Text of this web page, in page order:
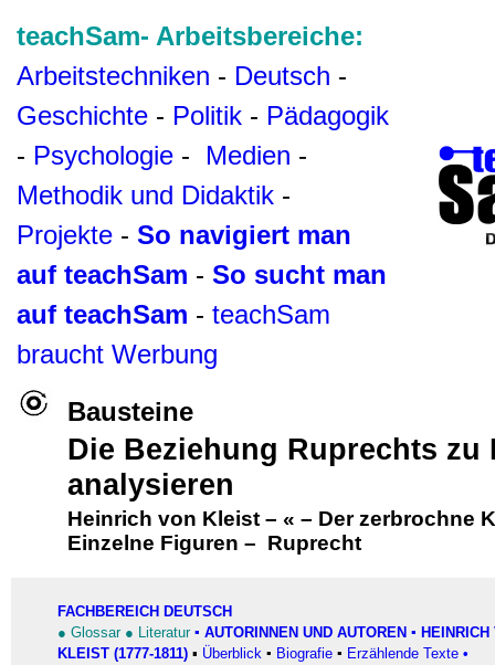
teachSam- Arbeitsbereiche:
Arbeitstechniken - Deutsch -
Geschichte - Politik - Pädagogik
- Psychologie - Medien -
Methodik und Didaktik -
Projekte - So navigiert man
auf teachSam - So sucht man
auf teachSam - teachSam
braucht Werbung
Bausteine
Die Beziehung Ruprechts zu
analysieren
Heinrich von Kleist – « – Der zerbrochne
Einzelne Figuren – Ruprecht
FACHBEREICH DEUTSCH
● Glossar ● Literatur ▪ AUTORINNEN UND AUTOREN ▪ HEINRICH
KLEIST (1777-1811) ▪ Überblick ▪ Biografie ▪ Erzählende Texte •